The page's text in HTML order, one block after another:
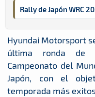
Rally de Japón WRC
Hyundai Motorsport
última ronda de
Campeonato del
Japón, con el
temporada más